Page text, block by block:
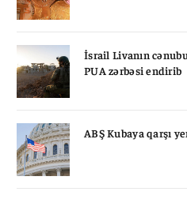
İsrail Livanın
PUA zərbəsi endirib
ABŞ Kubaya qarşı